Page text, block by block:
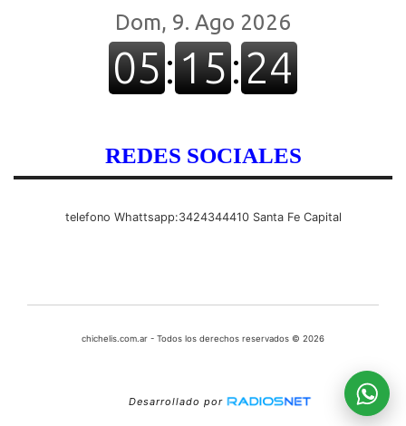
REDES SOCIALES
telefono Whattsapp:3424344410 Santa Fe Capital
chichelis.com.ar - Todos los derechos reservados © 2026
Desarrollado por